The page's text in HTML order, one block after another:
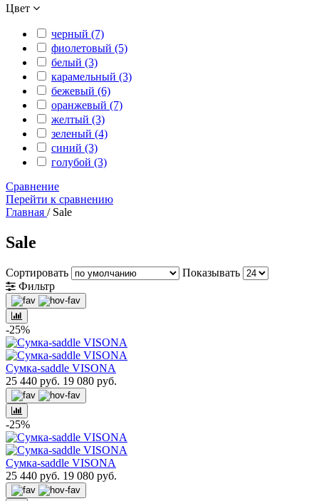
Цвет
черный (7)
фиолетовый (5)
белый (3)
карамельный (3)
бежевый (6)
оранжевый (7)
желтый (3)
зеленый (4)
синий (3)
голубой (3)
Сравнение
Перейти к сравнению
Главная / Sale
Sale
Сортировать
Показывать
Фильтр
-25%
Сумка-saddle VISONA
25 440 руб. 19 080 руб.
-25%
Сумка-saddle VISONA
25 440 руб. 19 080 руб.